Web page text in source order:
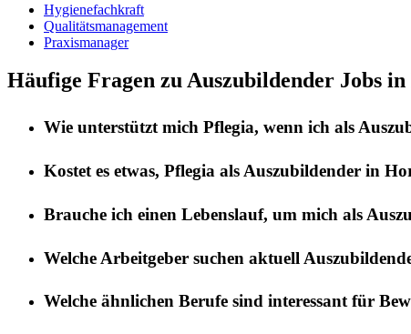
Hygienefachkraft
Qualitätsmanagement
Praxismanager
Häufige Fragen zu Auszubildender Jobs
Wie unterstützt mich Pflegia, wenn ich als
Kostet es etwas, Pflegia als Auszubildender in
Brauche ich einen Lebenslauf, um mich als
Welche Arbeitgeber suchen aktuell
Welche ähnlichen Berufe sind interessant für